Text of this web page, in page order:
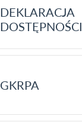
DEKLARACJA
DOSTĘPNOŚCI
GKRPA